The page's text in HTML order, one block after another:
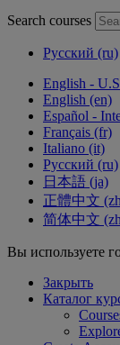
Search courses
Русский ‎(ru)‎
English -
English ‎(en)‎
Español -
Français ‎(fr)‎
Italiano ‎(it)‎
Русский ‎(ru)‎
日本語 ‎(ja)‎
正體中文
简体中文
Вы используете
Закрыть
Каталог